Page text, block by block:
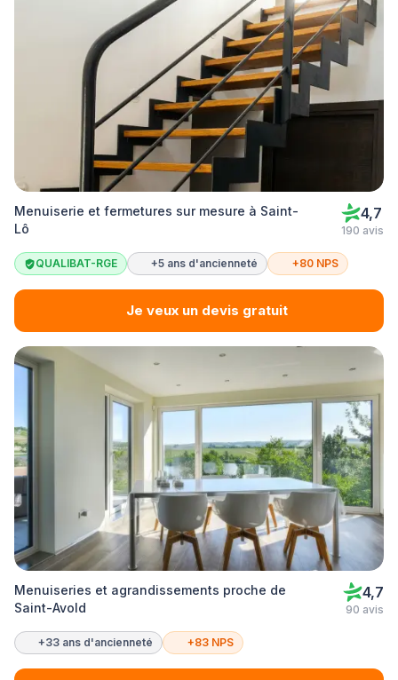
Menuiserie et fermetures sur mesure à Saint-
Lô
4,7
190 avis
QUALIBAT-RGE +5 ans d'ancienneté +80 NPS
Je veux un devis gratuit
Menuiseries et agrandissements proche de
Saint-Avold
4,7
90 avis
+33 ans d'ancienneté +83 NPS